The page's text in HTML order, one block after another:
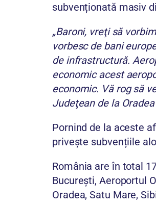
subvenționată masiv
„Baroni, vreţi să
vorbesc de bani
de infrastructură.
economic acest
economic. Vă rog să
Judeţean de la
Pornind de la aceste
privește subvențiile
România are în total
București, Aeroportul
Oradea, Satu Mare,